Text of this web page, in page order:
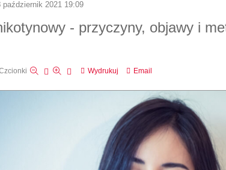
październik 2021 19:09
- przyczyny, objawy i
Wydrukuj Email